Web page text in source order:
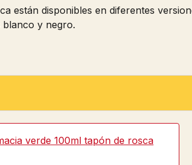
están disponibles en diferentes
y negro.